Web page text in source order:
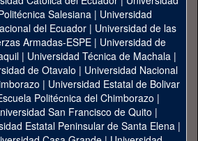
Salesiana | Universidad
del Ecuador | Universidad de las
Armadas-ESPE | Universidad de
| Universidad Técnica de Machala|
de Otavalo | Universidad Nacional
| Universidad Estatal de Bolivar
Politécnica del Chimborazo |
San Francisco de Quito |
Estatal Peninsular de Santa Elena|